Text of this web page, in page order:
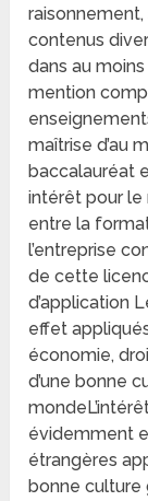
contenus
dans au
mention
maîtrise d’au
baccalauréat
intérêt pour le
entre la
l’entreprise
de cette
d’application
effet
économie,
d’une bonne
évidemment
étrangères
bonne culture